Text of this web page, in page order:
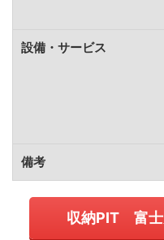
設備・サービス
備考
収納PIT 富士